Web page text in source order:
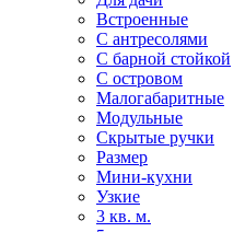
Встроенные
С антресолями
С барной стойкой
С островом
Малогабаритные
Модульные
Скрытые ручки
Размер
Мини-кухни
Узкие
3 кв. м.